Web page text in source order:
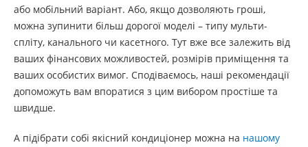
або мобільний варіант. Або, якщо дозволяють гроші,
можна зупинити більш дорогої моделі – типу мульти-
спліту, канального чи касетного. Тут вже все залежить від
ваших фінансових можливостей, розмірів приміщення та
ваших особистих вимог. Сподіваємось, наші рекомендації
допоможуть вам впоратися з цим вибором простіше та
швидше.
А підібрати собі якісний кондиціонер можна на нашому